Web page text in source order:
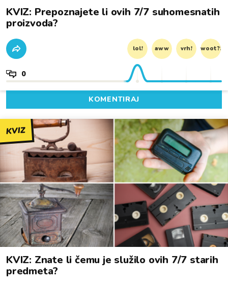
KVIZ: Prepoznajete li ovih 7/7 suhomesnatih
proizvoda?
lol! aww vrh! woot?!
0
KOMENTIRAJ
KVIZ
KVIZ: Znate li čemu je služilo ovih 7/7 starih
predmeta?